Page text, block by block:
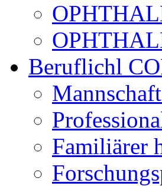
Beruflichl
Familiärer